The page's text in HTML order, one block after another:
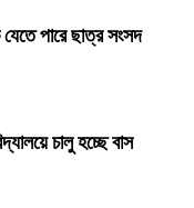
পারে ছাত্র সংসদ
চালু হচ্ছে বাস